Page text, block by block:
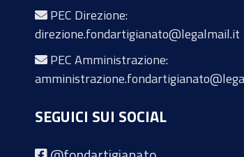
PEC Direzione:
direzione.fondartigianato@legalmail.it
PEC Amministrazione:
SEGUICI SUI SOCIAL